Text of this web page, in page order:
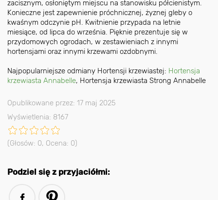
zacisznym, osłoniętym miejscu na stanowisku półcienistym.
Konieczne jest zapewnienie próchnicznej, żyznej gleby o
kwaśnym odczynie pH. Kwitnienie przypada na letnie
miesiące, od lipca do września. Pięknie prezentuje się w
przydomowych ogrodach, w zestawieniach z innymi
hortensjami oraz innymi krzewami ozdobnymi.
Najpopularniejsze odmiany Hortensji krzewiastej: Hortensja
krzewiasta Annabelle, Hortensja krzewiasta Strong Annabelle
Opublikowane przez: 17 maj 2025
Wyświetlenia: 8167
(Głosów: 0, Ocena: 0)
Podziel się z przyjaciółmi: